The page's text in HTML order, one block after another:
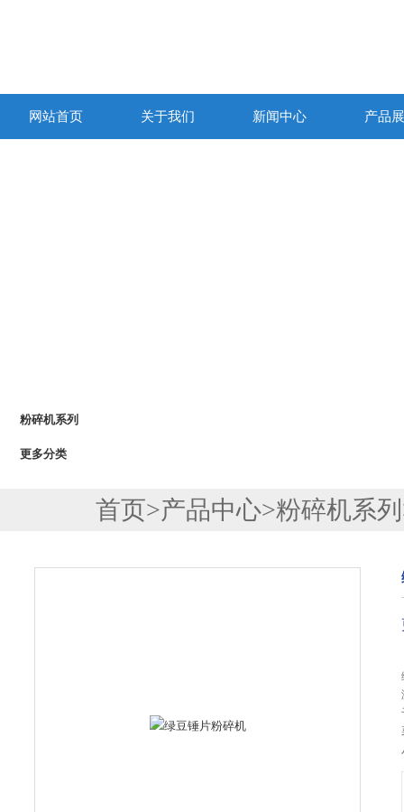
网站首页 关于我们 新闻中心 产品
粉碎机系列
更多分类
首页>产品中心>粉碎机系列